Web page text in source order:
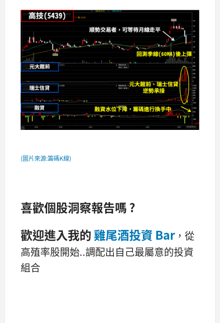
(圖片來源:籌碼K線)
喜歡個股洞察報告嗎 ?
歡迎進入我的 雞尾酒投資 Bar，從
高殖率股開始..調配出自己最屬意的投資
組合